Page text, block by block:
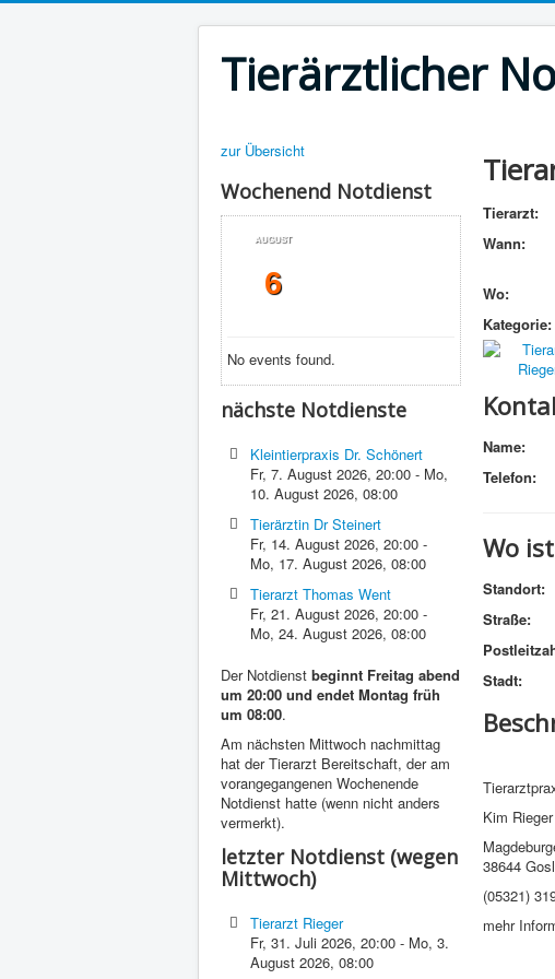
Tierärztlicher
zur Übersicht
Wochenend Notdienst
AUGUST
6
No events found.
nächste Notdienste
Kleintierpraxis Dr. Schönert
Fr, 7. August 2026,20:00 - Mo,
10. August 2026,08:00
Tierärztin Dr Steinert
Fr, 14. August 2026,20:00 -
Mo, 17. August 2026,08:00
Tierarzt Thomas Went
Fr, 21. August 2026,20:00 -
Mo, 24. August 2026,08:00
Der Notdienst beginnt Freitag abend
um 20:00 und endet Montag früh
um 08:00.
Am nächsten Mittwoch nachmittag
hat der Tierarzt Bereitschaft, der am
vorangegangenen Wochenende
Notdienst hatte (wenn nicht anders
vermerkt).
letzter Notdienst (wegen
Mittwoch)
Tierarzt Rieger
Fr, 31. Juli 2026,20:00 - Mo, 3.
August 2026,08:00
Tierarzt:
Wann:
Wo:
Kategorie:
Name:
Telefon:
Wo
Standort:
Straße:
Stadt:
Kim Rieger
38644
(05321)
mehr